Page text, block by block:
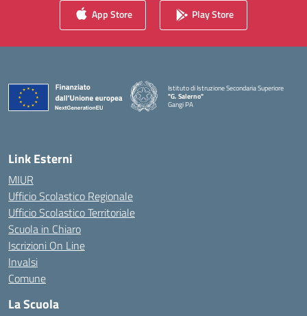
App Store Play Store
Istituto di Istruzione Secondaria Superiore
"G. Salerno"
Gangi PA
— Visita la pagina iniziale della scuola
Link Esterni
MIUR
Ufficio Scolastico Regionale
Ufficio Scolastico Territoriale
Scuola in Chiaro
Iscrizioni On Line
Invalsi
Comune
La Scuola